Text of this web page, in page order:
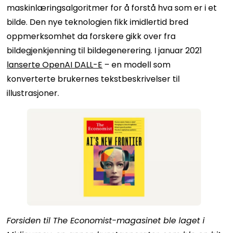
maskinlæringsalgoritmer for å forstå hva som er i et
bilde. Den nye teknologien fikk imidlertid bred
oppmerksomhet da forskere gikk over fra
bildegjenkjenning til bildegenerering. I januar 2021
lanserte OpenAI DALL-E – en modell som
konverterte brukernes tekstbeskrivelser til
illustrasjoner.
Forsiden til The Economist-magasinet ble laget i